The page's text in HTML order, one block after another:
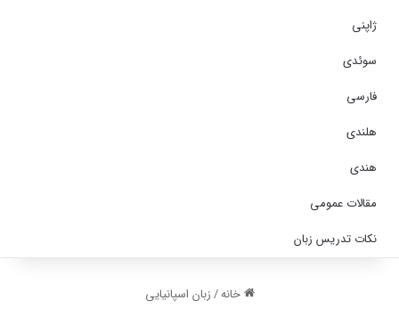
ژاپنی
سوئدی
فارسی
هلندی
هندی
مقالات عمومی
نکات تدریس زبان
خانه/زبان اسپانیایی